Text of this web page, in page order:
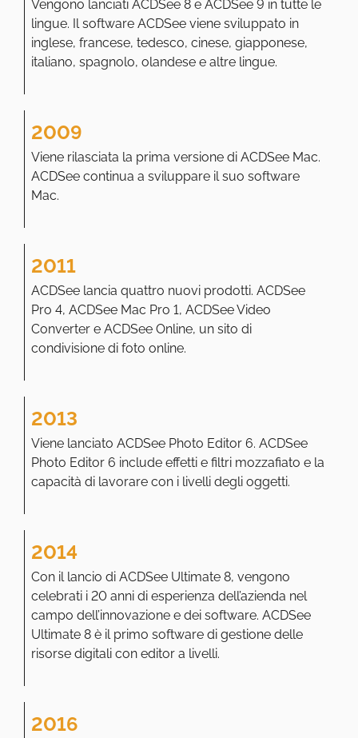
Vengono lanciati ACDSee 8 e ACDSee 9 in tutte le
lingue. Il software ACDSee viene sviluppato in
inglese, francese, tedesco, cinese, giapponese,
italiano, spagnolo, olandese e altre lingue.
2009
Viene rilasciata la prima versione di ACDSee Mac.
ACDSee continua a sviluppare il suo software
Mac.
2011
ACDSee lancia quattro nuovi prodotti. ACDSee
Pro 4, ACDSee Mac Pro 1, ACDSee Video
Converter e ACDSee Online, un sito di
condivisione di foto online.
2013
Viene lanciato ACDSee Photo Editor 6. ACDSee
Photo Editor 6 include effetti e filtri mozzafiato e la
capacità di lavorare con i livelli degli oggetti.
2014
Con il lancio di ACDSee Ultimate 8, vengono
celebrati i 20 anni di esperienza dell’azienda nel
campo dell’innovazione e dei software. ACDSee
Ultimate 8 è il primo software di gestione delle
risorse digitali con editor a livelli.
2016